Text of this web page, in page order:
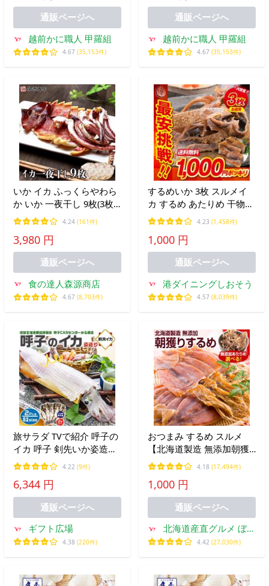
通販ページへ
越前かに職人 甲羅組
4.67 (35,153件)
お中元 ギフト
通販ページへ
越前かに職人 甲羅組
4.67 (35,153件)
いか イカ ふっくらやわら
か いか 一夜干し 9枚(3枚
×3) イカ 烏賊 姿 干物 珍味
食品 海鮮 ギフト ポイント
利用 爆買
4.24 (161件)
3,980 円
通販ページへ
食の達人森源商店
4.67 (8,703件)
するめいか 3枚 スルメイ
カ するめ あたりめ 干物す
るめ げそ 国産 おつまみ
酒の肴 酒のつまみ 乾き物
ポイント消化 ポイント消
費 お中元 御中元 爆買
4.23 (1,458件)
1,000 円
通販ページへ
港ダイニングしおそう
4.57 (8,039件)
旅サラダ TVで紹介 呼子の
イカ 呼子 剣先いか姿造り
（S2サイズ）× 合計2P |
約150〜199g（1個あた
り） CAS凍結 高級 剣先い
か
4.22 (9件)
6,344 円
通販ページへ
ギフト広場
4.38 (220件)
おつまみ するめ スルメ
【北海道製造 無添加朝獲
り.するめ.80g・あたりめ
100g】 国産 あたりめ 訳あ
り 珍味 するめいか 食品
業務用 ポイント消化 1000
円 【A】
4.18 (17,494件)
1,000 円
通販ページへ
北海道産直グルメ ぼー
の
4.42 (27,030件)